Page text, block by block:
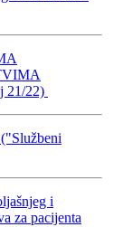
21/22)
i
za pacijenta